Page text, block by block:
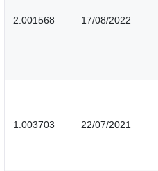
2.001568 17/08/2022
1.003703 22/07/2021